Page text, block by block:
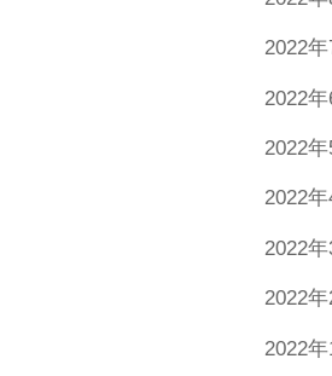
2022年
2022年
2022年
2022年
2022年
2022年
2022年